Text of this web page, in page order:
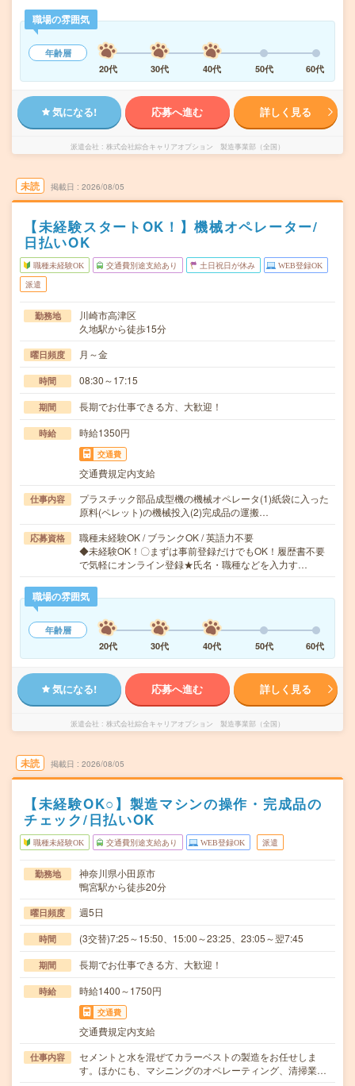
職場の雰囲気
年齢層
20代
30代 40代 50代 60代
気になる! 応募へ進む 詳しく見る
派遣会社 株式会社綜合キャリアオプション 製造事業部（全国）
未読 掲載日 2026/08/05
【未経験スタートOK！】機械オペレーター/
日払いOK
職種未経験OK 交通費別途支給あり 土日祝日が休み WEB登録OK
派遣
勤務地
川崎市高津区
久地駅から徒歩15分
曜日頻度 月～金
時間 08:30～17:15
期間 長期でお仕事できる方、大歓迎！
時給 時給1350円
交通費
交通費規定内支給
仕事内容
プラスチック部品成型機の機械オペレータ(1)紙袋に入った
原料(ペレット)の機械投入(2)完成品の運搬…
応募資格
職種未経験OK / ブランクOK / 英語力不要
◆未経験OK！〇まずは事前登録だけでもOK！履歴書不要
で気軽にオンライン登録★氏名・職種などを入力す…
職場の雰囲気
年齢層
20代
30代 40代 50代 60代
気になる! 応募へ進む 詳しく見る
派遣会社 株式会社綜合キャリアオプション 製造事業部（全国）
未読 掲載日 2026/08/05
【未経験OK○】製造マシンの操作・完成品の
チェック/日払いOK
職種未経験OK 交通費別途支給あり WEB登録OK 派遣
勤務地
神奈川県小田原市
鴨宮駅から徒歩20分
曜日頻度 週5日
時間 (3交替)7:25～15:50、15:00～23:25、23:05～翌7:45
期間 長期でお仕事できる方、大歓迎！
時給 時給1400～1750円
交通費
交通費規定内支給
仕事内容
セメントと水を混ぜてカラーベストの製造をお任せしま
す。ほかにも、マシニングのオペレーティング、清掃業…